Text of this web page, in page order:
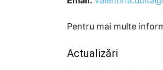
Pentru mai multe
Actualizări